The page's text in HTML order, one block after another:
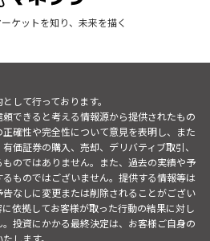
ケットを知り、未来を描く
して行っております。
できると考える情報源から提供されたもの
確性や完全性について意見を表明し、また
価証券の購入、売却、デリバティブ取引、
のではありません。また、過去の実績や予
ものではございません。提供する情報等は
なしに変更または削除されることがござい
依拠してお客様が取った行動の結果に対し
投資にかかる最終決定は、お客様ご自身の